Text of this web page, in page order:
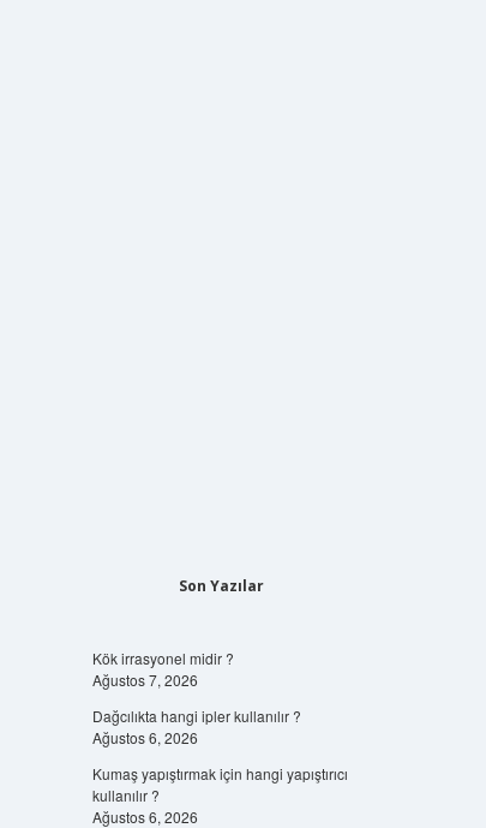
Son Yazılar
Kök irrasyonel midir ?
Ağustos 7, 2026
Dağcılıkta hangi ipler kullanılır ?
Ağustos 6, 2026
Kumaş yapıştırmak için hangi yapıştırıcı
kullanılır ?
Ağustos 6, 2026